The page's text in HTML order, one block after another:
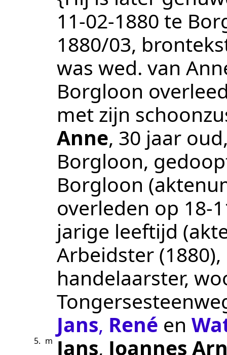
11‑02‑1880 te
1880/03,
was wed. van
Borgloon
met zijn
Anne, 30 jaar
Borgloon,
Borgloon
overleden op
jarige leeftijd
Arbeidster
handelaarster,
Jans, René en
5. m Jans, Joannes